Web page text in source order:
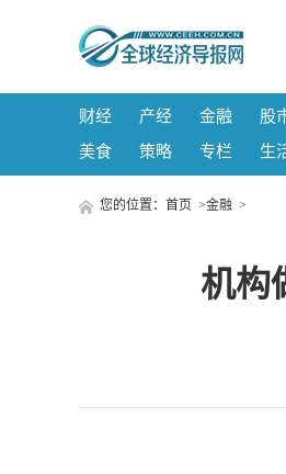
财经 产经 金融 股
美食
策略 专栏 生
您的位置： 首页 >金融 >
机构